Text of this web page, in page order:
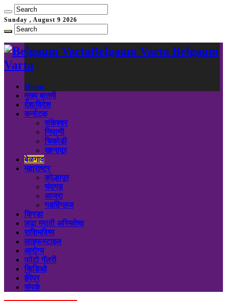
Sunday , August 9 2026
Belgaum Varta Belgaum
Varta
Home
मुख्य बातमी
देश/विदेश
कर्नाटक
संकेश्वर
निपाणी
चिकोडी
खानापूर
बेळगाव
महाराष्ट्र
कोल्हापूर
चंदगड
आजरा
गडहिंग्लज
क्रिडा
लढा मराठी अस्मितेचा
राशिभविष्य
लाइफस्टाइल
आरोग्य
फोटो गॅलरी
व्हिडिओ
ईपेपर
संपर्क